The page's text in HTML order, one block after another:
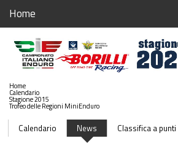
Home
Home
Iscrizioni Gare
Calendario 2021
Stagione 2021
Home
Calendario
Stagione 2015
Trofeo delle Regioni MiniEnduro
Calendario News Classifica a punti